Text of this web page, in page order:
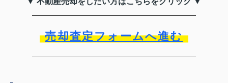
売却査定フォームへ進む